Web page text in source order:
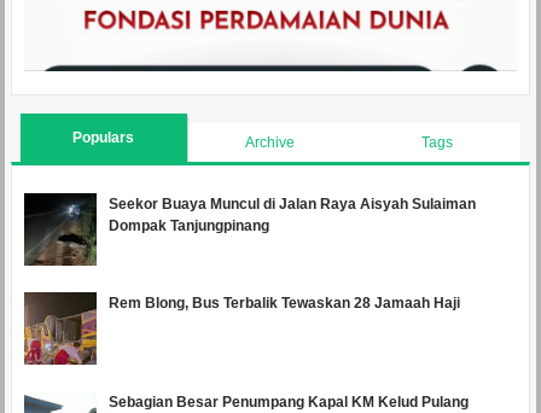
Populars Archive Tags
Seekor Buaya Muncul di Jalan Raya Aisyah Sulaiman
Dompak Tanjungpinang
Rem Blong, Bus Terbalik Tewaskan 28 Jamaah Haji
Sebagian Besar Penumpang Kapal KM Kelud Pulang